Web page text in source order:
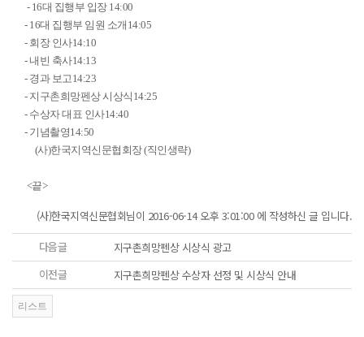
- 16대 집행부 입장 14:00
- 16대 집행부 임원 소개14:05
- 회장 인사14:10
- 내빈 축사14:13
- 경과 보고14:23
- 지구촌희망펜상 시상식14:25
- 수상자 대표 인사14:40
- 기념촬영14:50
(사)한국지역신문협회장 (직인생략)
<끝>
(사)한국지역신문협회님이 2016-06-14 오후 3:01:00 에 작성하신 글 입니다.
다음글
지구촌희망펜상 시상식 광고
이전글
지구촌희망펜상 수상자 선정 및 시상식 안내